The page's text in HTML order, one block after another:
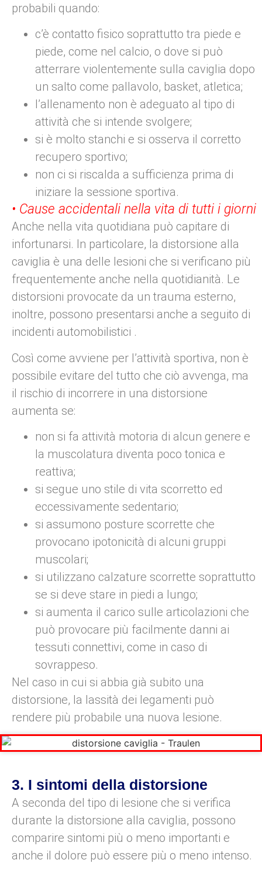
probabili quando:
c’è contatto fisico soprattutto tra piede e
piede, come nel calcio, o dove si può
atterrare violentemente sulla caviglia dopo
un salto come pallavolo, basket, atletica;
l’allenamento non è adeguato al tipo di
attività che si intende svolgere;
si è molto stanchi e si osserva il corretto
recupero sportivo;
non ci si riscalda a sufficienza prima di
iniziare la sessione sportiva.
• Cause accidentali nella vita di tutti i giorni
Anche nella vita quotidiana può capitare di
infortunarsi. In particolare, la distorsione alla
caviglia è una delle lesioni che si verificano più
frequentemente anche nella quotidianità. Le
distorsioni provocate da un trauma esterno,
inoltre, possono presentarsi anche a seguito di
incidenti automobilistici .
Così come avviene per l’attività sportiva, non è
possibile evitare del tutto che ciò avvenga, ma
il rischio di incorrere in una distorsione
aumenta se:
non si fa attività motoria di alcun genere e
la muscolatura diventa poco tonica e
reattiva;
si segue uno stile di vita scorretto ed
eccessivamente sedentario;
si assumono posture scorrette che
provocano ipotonicità di alcuni gruppi
muscolari;
si utilizzano calzature scorrette soprattutto
se si deve stare in piedi a lungo;
si aumenta il carico sulle articolazioni che
può provocare più facilmente danni ai
tessuti connettivi, come in caso di
sovrappeso.
Nel caso in cui si abbia già subito una
distorsione, la lassità dei legamenti può
rendere più probabile una nuova lesione.
3. I sintomi della distorsione
A seconda del tipo di lesione che si verifica
durante la distorsione alla caviglia, possono
comparire sintomi più o meno importanti e
anche il dolore può essere più o meno intenso.